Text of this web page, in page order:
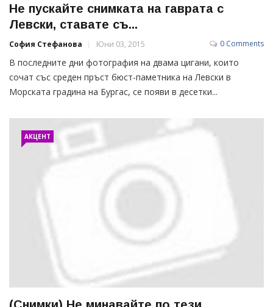
Не пускайте снимката на гаврата с
Левски, ставате съ...
София Стефанова Юни 03, 2015 0 Comments
В последните дни фотография на двама цигани, които
сочат със среден пръст бюст-паметника на Левски в
Морската градина на Бургас, се появи в десетки...
АКЦЕНТ